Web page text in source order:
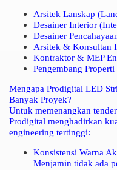
Arsitek Lanskap
Desainer Interior
Desainer
Arsitek & Konsultan
Kontraktor & MEP
Pengembang Properti
Mengapa Prodigital LED
Banyak Proyek?
Untuk memenangkan
Prodigital menghadirkan
engineering tertinggi:
Konsistensi Warna
Menjamin tidak ada